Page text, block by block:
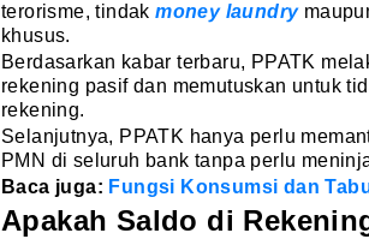
terorisme, tindakmoney laundry
khusus.
Berdasarkan kabar terbaru, PPATK
rekening pasif dan memutuskan untuk
rekening.
Selanjutnya, PPATK hanya perlu
PMN di seluruh bank tanpa perlu
Baca juga: Fungsi Konsumsi dan
Apakah Saldo di